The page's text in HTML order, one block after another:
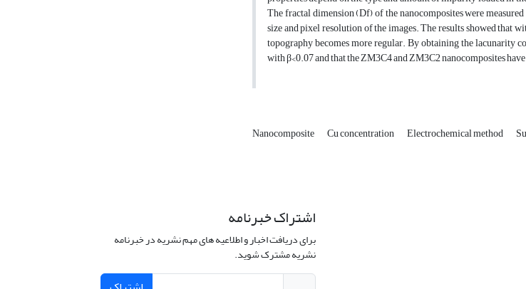
The fractal dimension (Df) of the nanocomposites were
size and pixel resolution of the images. The results showed that
topography becomes more regular. By obtaining the lacunarity
with β<0.07 and that the ZM3C4 and ZM3C2 nanocomposites
Nanocomposite Cu concentration Electrochemical method
اشتراک خبرنامه
برای دریافت اخبار و اطلاعیه های مهم نشریه در خبرنامه
نشریه مشترک شوید.